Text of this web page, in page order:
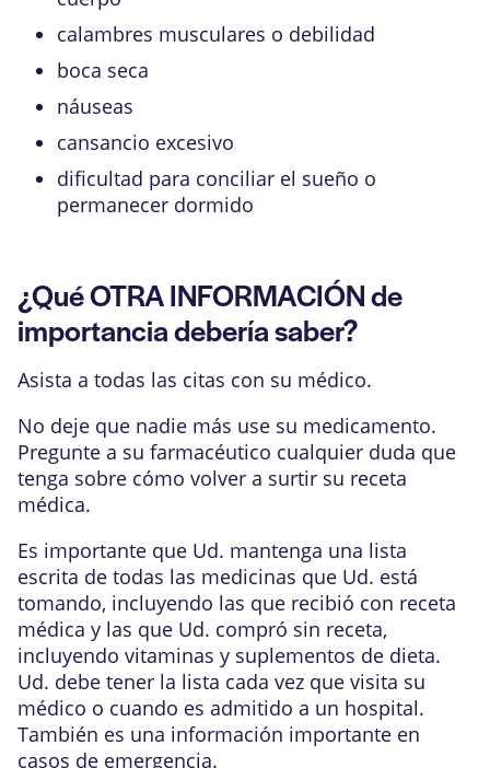
calambres musculares o debilidad
boca seca
náuseas
cansancio excesivo
dificultad para conciliar el sueño o
permanecer dormido
¿Qué OTRA INFORMACIÓN de
importancia debería saber?
Asista a todas las citas con su médico.
No deje que nadie más use su medicamento.
Pregunte a su farmacéutico cualquier duda que
tenga sobre cómo volver a surtir su receta
médica.
Es importante que Ud. mantenga una lista
escrita de todas las medicinas que Ud. está
tomando, incluyendo las que recibió con receta
médica y las que Ud. compró sin receta,
incluyendo vitaminas y suplementos de dieta.
Ud. debe tener la lista cada vez que visita su
médico o cuando es admitido a un hospital.
También es una información importante en
casos de emergencia.